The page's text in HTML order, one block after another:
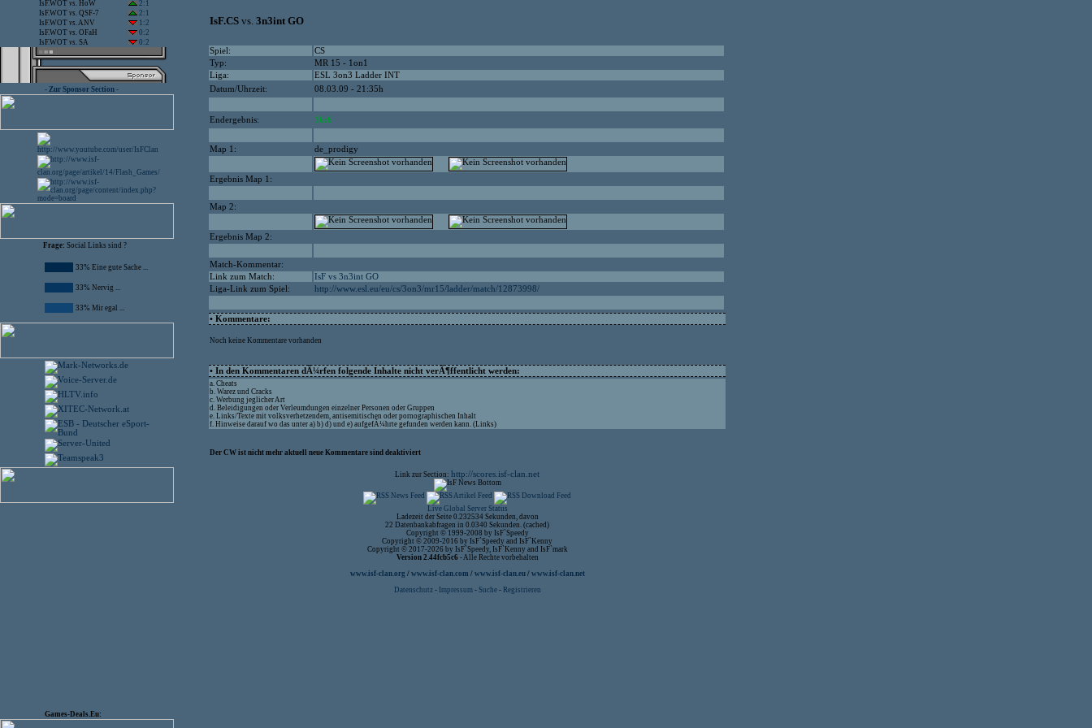
IsF.WOT vs. HoW
2:1
IsF.WOT vs. QSF-7
2:1
IsF.WOT vs.ANV
1:2
IsF.WOT vs. OFaH
0:2
IsF.WOT vs. SA 0:2
- Zur Sponsor Section -
Frage: Social Links sind ?
33% Eine gute Sache ...
33% Nervig ...
33% Mir egal ...
Games-Deals.Eu:
IsF.CS vs. 3n3int GO
Spiel:
CS
Typ:
MR 15 - 1on1
Liga:
ESL 3on3 Ladder INT
Datum/Uhrzeit:
08.03.09 - 21:35h
Endergebnis: 16:6
Map 1: de_prodigy
Ergebnis Map 1:
Map 2:
Ergebnis Map 2:
Match-Kommentar:
Link zum Match:
IsF vs 3n3int GO
Liga-Link zum Spiel:
http://www.esl.eu/eu/cs/3on3/mr15/ladder/match/12873998/
• Kommentare:
Noch keine Kommentare vorhanden
• In den Kommentaren dÃ¼rfen folgende Inhalte nicht verÃ¶ffentlicht werden:
a. Cheats
b. Warez und Cracks
c. Werbung jeglicher Art
d. Beleidigungen oder Verleumdungen einzelner Personen oder Gruppen
e. Links/Texte mit volksverhetzendem, antisemitischen oder pornographischen Inhalt
f. Hinweise darauf wo das unter a) b) d) und e) aufgefÃ¼hrte gefunden werden kann. (Links)
Der CW ist nicht mehr aktuell neue Kommentare sind deaktiviert
Link zur Section: http://scores.isf-clan.net
Live Global Server Status
Ladezeit der Seite 0.232534 Sekunden, davon
22 Datenbankabfragen in 0.0340 Sekunden. (cached)
Copyright © 1999-2008 by IsF`Speedy
Copyright © 2009-2016 by IsF`Speedy and IsF`Kenny
Copyright © 2017-2026 by IsF`Speedy, IsF`Kenny and IsF`mark
Version 2.44fcb5c6 - Alle Rechte vorbehalten
www.isf-clan.org / www.isf-clan.com / www.isf-clan.eu/ www.isf-clan.net
Datenschutz - Impressum- Suche- Registrieren